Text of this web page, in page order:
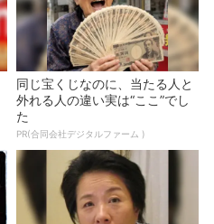
同じ宝くじなのに、当たる人と
外れる人の違い実は“ここ”でし
た
PR(合同会社デジタルファーム )